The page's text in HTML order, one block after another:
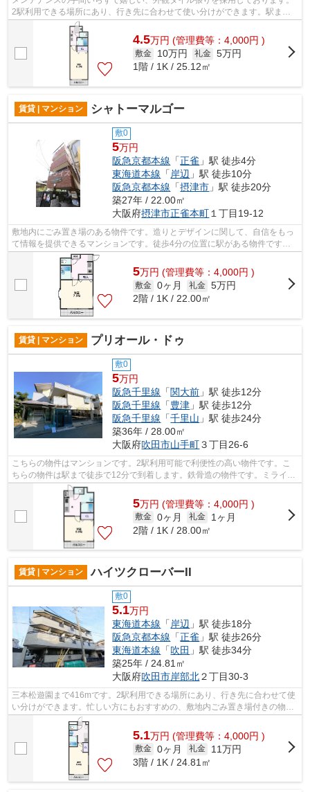
2駅利用できる場所にあり、行き先に合わせて使い分けができます。駅まで
徒歩15分と、立地が魅力的な物件です。...
4.5万円 (管理費等：4,000円 )
敷金 10万円 礼金 5万円
1階 / 1K / 25.12㎡
賃貸 | マンション シャトーマルゴー
敷0
5万円
阪急京都本線 「正雀 」駅 徒歩4分
東海道本線 「岸辺 」駅 徒歩10分
阪急京都本線 「摂津市 」駅 徒歩20分
築27年 / 22.00㎡
大阪府摂津市正雀本町 １丁目19-12
敷地内にごみ置き場のある物件です。造りとデザインに関して、自信をもっ
て情報を提供できるマンションです。徒歩4分の位置に駅がある物件です。
広々とした空間を確保できるのが鉄骨造...
5万円 (管理費等：4,000円 )
敷金 0ヶ月 礼金 5万円
2階 / 1K / 22.00㎡
賃貸 | マンション プリオール・ドゥ
敷0
5万円
阪急千里線 「関大前 」駅 徒歩12分
阪急千里線 「豊津 」駅 徒歩12分
阪急千里線 「千里山 」駅 徒歩24分
築36年 / 28.00㎡
大阪府吹田市山手町３丁目26-6
こちらの物件はマンションです。2駅利用可能で利便性の高い物件です。こ
ちらの物件は駅まで徒歩で12分で到着します。鉄骨造の物件です。ミライズ
吹田店には、吹田市エリアの賃貸情報が...
5万円 (管理費等：4,000円 )
敷金 0ヶ月 礼金
1ヶ月
2階 / 1K / 28.00㎡
賃貸 | マンション ハイツクローバーII
敷0
5.1万円
東海道本線 「 岸辺 」駅 徒歩18分
阪急京都本線 「正雀 」駅 徒歩26分
東海道本線 「吹田 」駅 徒歩34分
築25年 / 24.81㎡
大阪府吹田市岸部北２丁目30-3
三本松遊園まで416mです。2駅利用できる場所にあり、行き先に合わせて使
い分けができます。忙しい方にもおすすめの、敷地内ごみ置き場付きの物件
です。地震への揺れにも強い鉄骨造の魅...
5.1万円 (管理費等：4,000円 )
敷金 0ヶ月 礼金
11万円
3階 / 1K / 24.81㎡